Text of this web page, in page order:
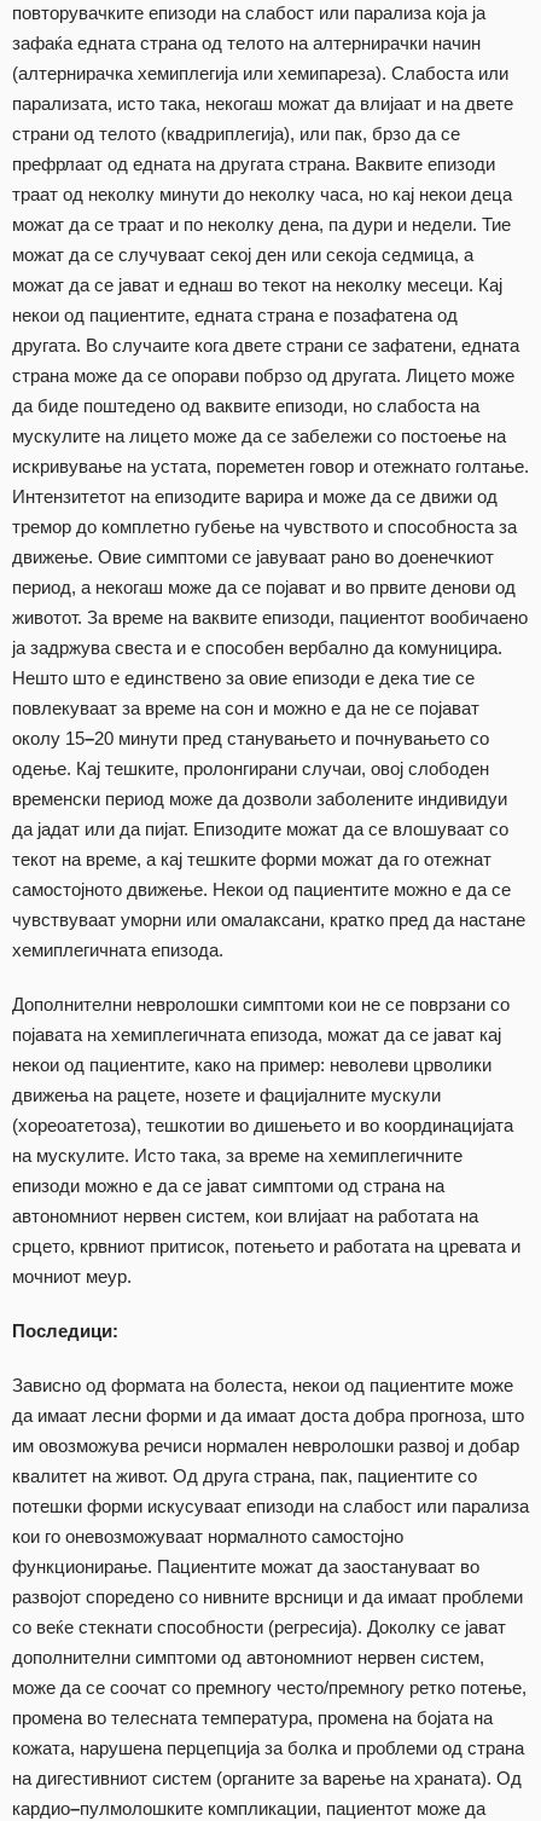
повторувачките епизоди на слабост или парализа која ја
зафаќа едната страна од телото на алтернирачки начин
(алтернирачка хемиплегија или хемипареза). Слабоста или
парализата, исто така, некогаш можат да влијаат и на двете
страни од телото (квадриплегија), или пак, брзо да се
префрлаат од едната на другата страна. Ваквите епизоди
траат од неколку минути до неколку часа, но кај некои деца
можат да се траат и по неколку дена, па дури и недели. Тие
можат да се случуваат секој ден или секоја седмица, а
можат да се јават и еднаш во текот на неколку месеци. Кај
некои од пациентите, едната страна е позафатена од
другата. Во случаите кога двете страни се зафатени, едната
страна може да се опорави побрзо од другата. Лицето може
да биде поштедено од ваквите епизоди, но слабоста на
мускулите на лицето може да се забележи со постоење на
искривување на устата, пореметен говор и отежнато голтање.
Интензитетот на епизодите варира и може да се движи од
тремор до комплетно губење на чувството и способноста за
движење. Овие симптоми се јавуваат рано во доенечкиот
период, а некогаш може да се појават и во првите денови од
животот. За време на ваквите епизоди, пациентот вообичаено
ја задржува свеста и е способен вербално да комуницира.
Нешто што е единствено за овие епизоди е дека тие се
повлекуваат за време на сон и можно е да не се појават
околу 15–20 минути пред станувањето и почнувањето со
одење. Кај тешките, пролонгирани случаи, овој слободен
временски период може да дозволи заболените индивидуи
да јадат или да пијат. Епизодите можат да се влошуваат со
текот на време, а кај тешките форми можат да го отежнат
самостојното движење. Некои од пациентите можно е да се
чувствуваат уморни или омалаксани, кратко пред да настане
хемиплегичната епизода.
Дополнителни невролошки симптоми кои не се поврзани со
појавата на хемиплегичната епизода, можат да се јават кај
некои од пациентите, како на пример: неволеви црволики
движења на рацете, нозете и фацијалните мускули
(хореоатетоза), тешкотии во дишењето и во координацијата
на мускулите. Исто така, за време на хемиплегичните
епизоди можно е да се јават симптоми од страна на
автономниот нервен систем, кои влијаат на работата на
срцето, крвниот притисок, потењето и работата на цревата и
мочниот меур.
Последици:
Зависно од формата на болеста, некои од пациентите може
да имаат лесни форми и да имаат доста добра прогноза, што
им овозможува речиси нормален невролошки развој и добар
квалитет на живот. Од друга страна, пак, пациентите со
потешки форми искусуваат епизоди на слабост или парализа
кои го оневозможуваат нормалното самостојно
функционирање. Пациентите можат да заостануваат во
развојот споредено со нивните врсници и да имаат проблеми
со веќе стекнати способности (регресија). Доколку се јават
дополнителни симптоми од автономниот нервен систем,
може да се соочат со премногу често/премногу ретко потење,
промена во телесната температура, промена на бојата на
кожата, нарушена перцепција за болка и проблеми од страна
на дигестивниот систем (органите за варење на храната). Од
кардио–пулмолошките компликации, пациентот може да